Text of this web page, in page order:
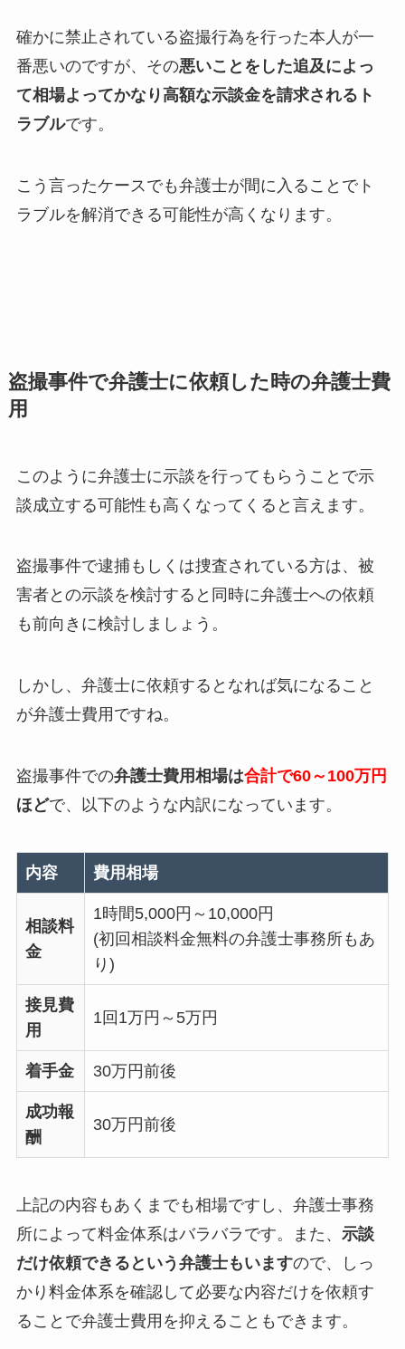
確かに禁止されている盗撮行為を行った本人が一
番悪いのですが、その悪いことをした追及によっ
て相場よってかなり高額な示談金を請求されるト
ラブルです。
こう言ったケースでも弁護士が間に入ることでト
ラブルを解消できる可能性が高くなります。
盗撮事件で弁護士に依頼した時の弁護士費
用
このように弁護士に示談を行ってもらうことで示
談成立する可能性も高くなってくると言えます。
盗撮事件で逮捕もしくは捜査されている方は、被
害者との示談を検討すると同時に弁護士への依頼
も前向きに検討しましょう。
しかし、弁護士に依頼するとなれば気になること
が弁護士費用ですね。
盗撮事件での弁護士費用相場は合計で60～100万円
ほどで、以下のような内訳になっています。
内容 費用相場
相談料
金
1時間5,000円～10,000円
(初回相談料金無料の弁護士事務所もあ
り)
接見費
用
1回1万円～5万円
着手金 30万円前後
成功報
酬
30万円前後
上記の内容もあくまでも相場ですし、弁護士事務
所によって料金体系はバラバラです。また、 示談
だけ依頼できるという弁護士もいますので、しっ
かり料金体系を確認して必要な内容だけを依頼す
ることで弁護士費用を抑えることもできます。